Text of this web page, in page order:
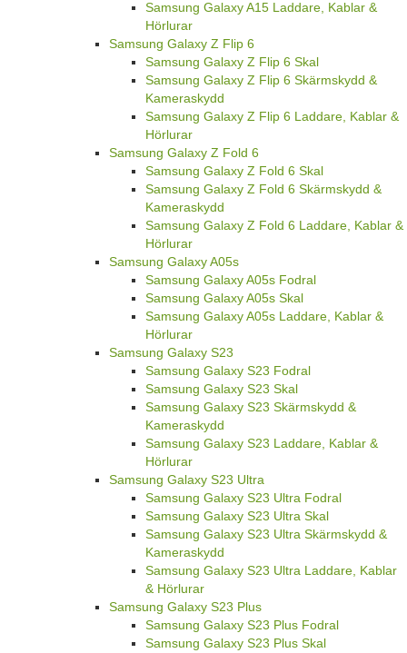
Samsung Galaxy A15 Laddare, Kablar &
Hörlurar
Samsung Galaxy Z Flip 6
Samsung Galaxy Z Flip 6 Skal
Samsung Galaxy Z Flip 6 Skärmskydd &
Kameraskydd
Samsung Galaxy Z Flip 6 Laddare, Kablar &
Hörlurar
Samsung Galaxy Z Fold 6
Samsung Galaxy Z Fold 6 Skal
Samsung Galaxy Z Fold 6 Skärmskydd &
Kameraskydd
Samsung Galaxy Z Fold 6 Laddare, Kablar &
Hörlurar
Samsung Galaxy A05s
Samsung Galaxy A05s Fodral
Samsung Galaxy A05s Skal
Samsung Galaxy A05s Laddare, Kablar &
Hörlurar
Samsung Galaxy S23
Samsung Galaxy S23 Fodral
Samsung Galaxy S23 Skal
Samsung Galaxy S23 Skärmskydd &
Kameraskydd
Samsung Galaxy S23 Laddare, Kablar &
Hörlurar
Samsung Galaxy S23 Ultra
Samsung Galaxy S23 Ultra Fodral
Samsung Galaxy S23 Ultra Skal
Samsung Galaxy S23 Ultra Skärmskydd &
Kameraskydd
Samsung Galaxy S23 Ultra Laddare, Kablar
& Hörlurar
Samsung Galaxy S23 Plus
Samsung Galaxy S23 Plus Fodral
Samsung Galaxy S23 Plus Skal